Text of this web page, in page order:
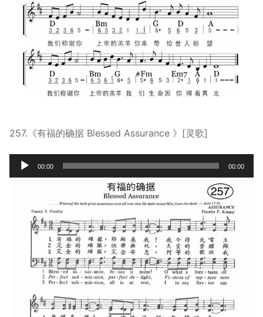
257.《有福的确据 Blessed Assurance 》[灵歌]
Audio
Player
00:00 00:00